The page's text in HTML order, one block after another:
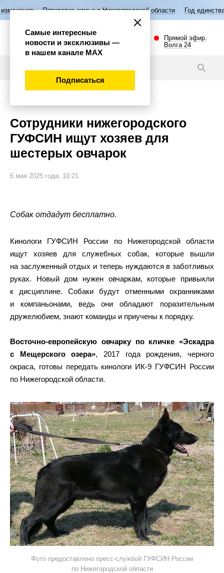
семьи в Нижегородской области Год единства народов России
Прямой эфир.
Волга 24
Сотрудники нижегородского
ГУФСИН ищут хозяев для
шестерых овчарок
6 мая 2025 года, 10:21
Собак отдадут бесплатно.
Кинологи ГУФСИН России по Нижегородской области
ищут хозяев для служебных собак, которые вышли
на заслуженный отдых и теперь нуждаются в заботливых
руках. Новый дом нужен овчаркам, которые привыкли
к дисциплине. Собаки будут отменными охранниками
и компаньонами, ведь они обладают поразительным
дружелюбием, знают команды и приучены к порядку.
Восточно-европейскую овчарку по кличке «Эскадра
с Мещерского озера», 2017 года рождения, черного
окраса, готовы передать кинологи ИК-9 ГУФСИН России
по Нижегородской области.
Фото предоставлено пресс-службой ГУФСИН России
по Нижегородской области
Самые интересные
новости и эксклюзивы —
в нашем канале МАХ
Подписаться